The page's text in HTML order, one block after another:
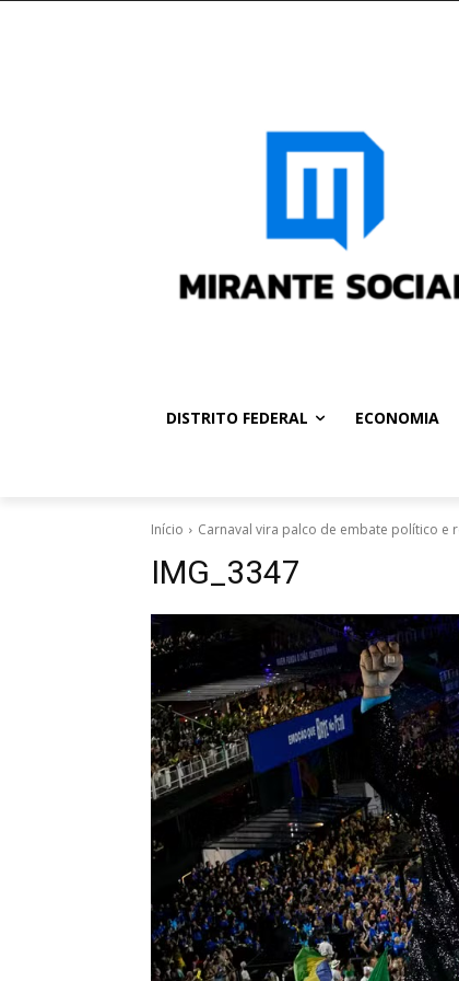
DISTRITO FEDERAL ECONOMIA
Início Carnaval vira palco de embate político e
IMG_3347